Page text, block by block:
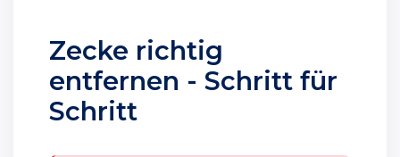
Zecke richtig
entfernen - Schritt für
Schritt